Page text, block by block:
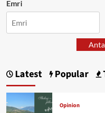
Emri
Latest Popular
Opinion